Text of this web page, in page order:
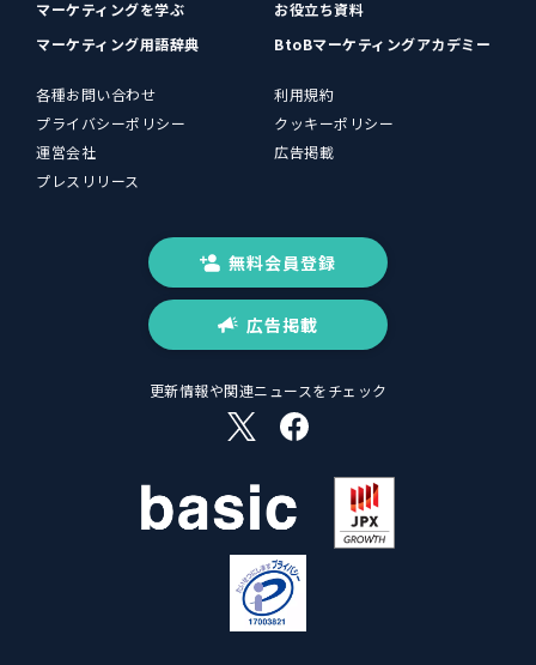
マーケティングを学ぶ
お役立ち資料
マーケティング用語辞典
BtoBマーケティングアカデミー
各種お問い合わせ
利用規約
プライバシーポリシー
クッキーポリシー
運営会社
広告掲載
プレスリリース
無料会員登録
広告掲載
更新情報や関連ニュースをチェック